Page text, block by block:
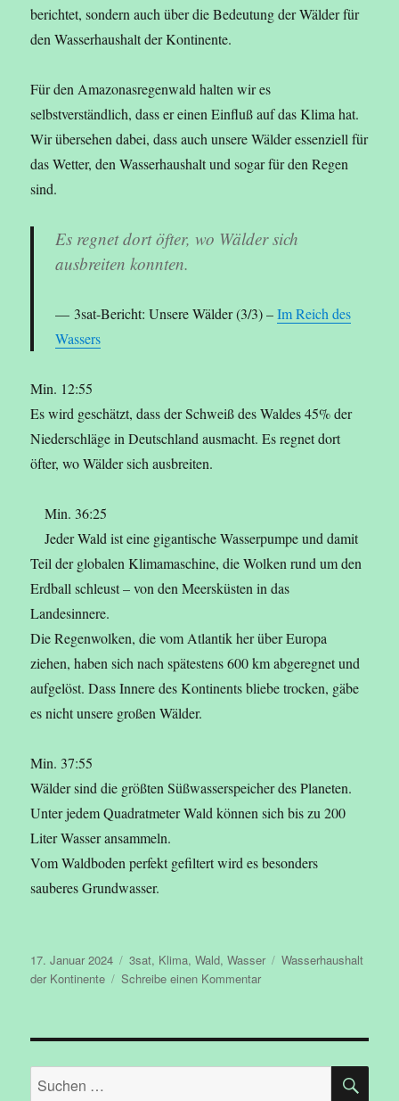
berichtet, sondern auch über die Bedeutung der Wälder für
den Wasserhaushalt der Kontinente.
Für den Amazonasregenwald halten wir es
selbstverständlich, dass er einen Einfluß auf das Klima hat.
Wir übersehen dabei, dass auch unsere Wälder essenziell für
das Wetter, den Wasserhaushalt und sogar für den Regen
sind.
Es regnet dort öfter, wo Wälder sich
ausbreiten konnten.
3sat-Bericht: Unsere Wälder (3/3) –Im Reich des
Wassers
Min. 12:55
Es wird geschätzt, dass der Schweiß des Waldes 45% der
Niederschläge in Deutschland ausmacht. Es regnet dort
öfter, wo Wälder sich ausbreiten.
Min. 36:25
Jeder Wald ist eine gigantische Wasserpumpe und damit
Teil der globalen Klimamaschine, die Wolken rund um den
Erdball schleust – von den Meersküsten in das
Landesinnere.
Die Regenwolken, die vom Atlantik her über Europa
ziehen, haben sich nach spätestens 600 km abgeregnet und
aufgelöst. Dass Innere des Kontinents bliebe trocken, gäbe
es nicht unsere großen Wälder.
Min. 37:55
Wälder sind die größten Süßwasserspeicher des Planeten.
Unter jedem Quadratmeter Wald können sich bis zu 200
Liter Wasser ansammeln.
Vom Waldboden perfekt gefiltert wird es besonders
sauberes Grundwasser.
Veröffentlicht
am
17. Januar 2024 Kategorien
3sat, Klima,Wald,Wasser Schlagwörter
Wasserhaushalt
der Kontinente
Schreibe einen Kommentarzu
(3/3)
Im
Suchen